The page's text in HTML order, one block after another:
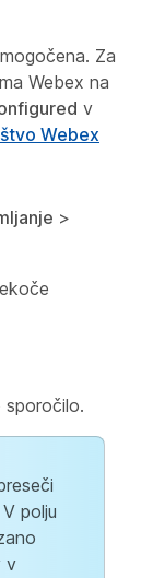
Za
Webex na
v
Webex
>
polju
v